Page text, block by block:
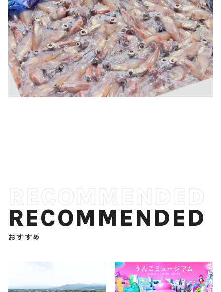
RECOMMENDED
おすすめ